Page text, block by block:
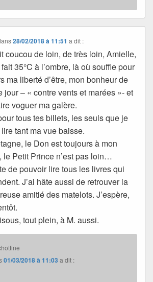
28/02/2018 à 11:51 a dit :
coucou de loin, de très loin, Amielle,
35°C à l’ombre, là où souffle pour
ma liberté d’être, mon bonheur de
jour – « contre vents et marées »- et
voguer ma galère.
tous tes billets, les seuls que je
tant ma vue baisse.
le Don est toujours à mon
le Petit Prince n’est pas loin…
de pouvoir lire tous les livres qui
J’ai hâte aussi de retrouver la
amitié des matelots. J’espère,
tout plein, à M. aussi.
01/03/2018 à 11:03 a dit :